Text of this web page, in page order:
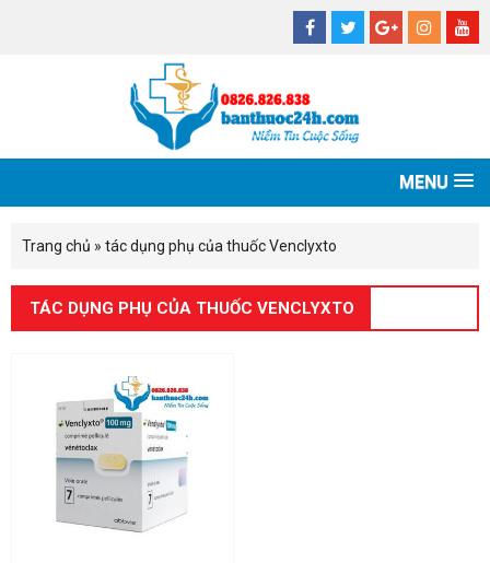
MENU
Trang chủ » tác dụng phụ của thuốc Venclyxto
TÁC DỤNG PHỤ CỦA THUỐC VENCLYXTO